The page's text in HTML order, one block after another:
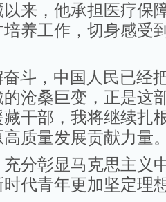
来，他承担医疗保
养工作，切身感受
斗，中国人民已经
沧桑巨变，正是这
干部，我将继续扎
质量发展贡献力量
彰显马克思主义
代青年更加坚定理